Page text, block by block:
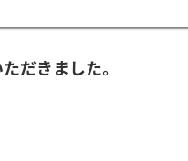
だきました。